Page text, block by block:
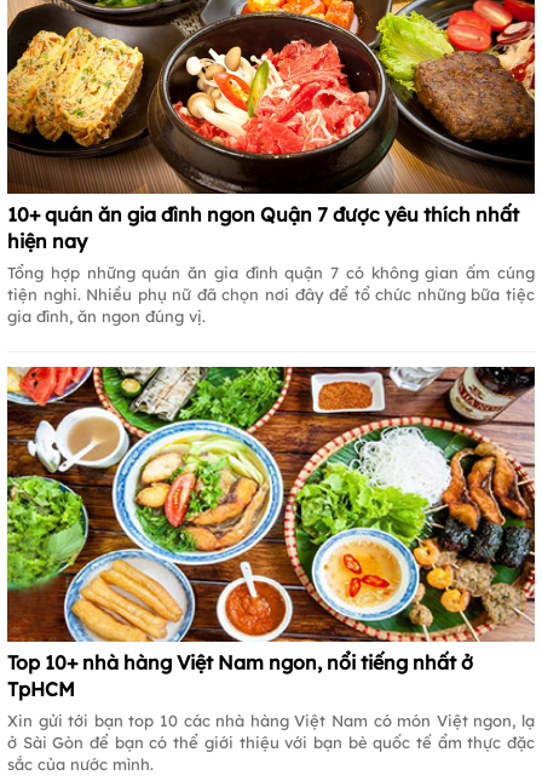
10+ quán ăn gia đình ngon Quận 7 được yêu thích nhất
hiện nay
Tổng hợp những quán ăn gia đình quận 7 có không gian ấm cúng
tiện nghi. Nhiều phụ nữ đã chọn nơi đây để tổ chức những bữa tiệc
gia đình, ăn ngon đúng vị.
Top 10+ nhà hàng Việt Nam ngon, nổi tiếng nhất ở
TpHCM
Xin gửi tới bạn top 10 các nhà hàng Việt Nam có món Việt ngon, lạ
ở Sài Gòn để bạn có thể giới thiệu với bạn bè quốc tế ẩm thực đặc
sắc của nước mình.